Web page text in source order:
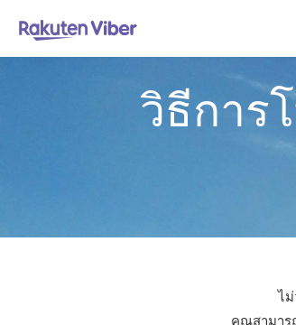
วิธีการ
ไ
คุณสามาร